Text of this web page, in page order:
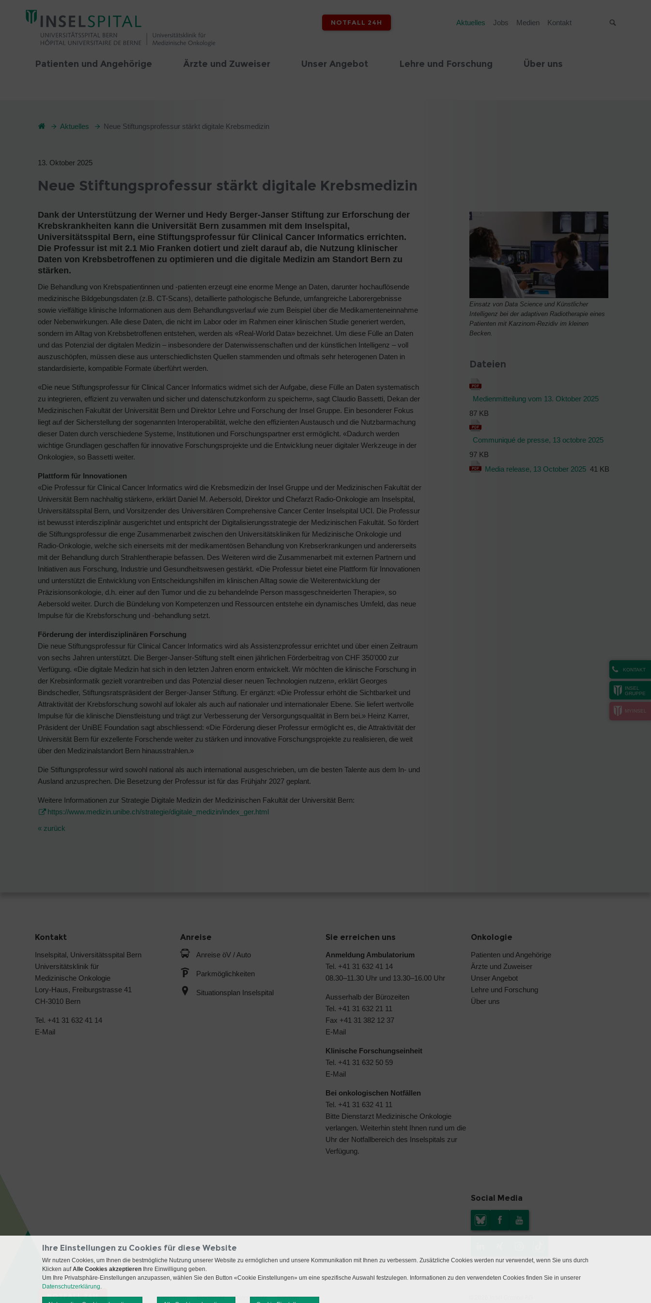
NOTFALL 24H Aktuelles Jobs Medien Kontakt
Patienten und Angehörige Ärzte und Zuweiser Unser Angebot Lehre und Forschung Über uns
KONTAKT
INSEL
GRUPPE
MYINSEL
Aktuelles Neue Stiftungsprofessur stärkt digitale Krebsmedizin
13. Oktober 2025
Neue Stiftungsprofessur stärkt digitale Krebsmedizin
Dank der Unterstützung der Werner und Hedy Berger-Janser Stiftung zur Erforschung der
Krebskrankheiten kann die Universität Bern zusammen mit dem Inselspital,
Universitätsspital Bern, eine Stiftungsprofessur für Clinical Cancer Informatics errichten.
Die Professur ist mit 2.1 Mio Franken dotiert und zielt darauf ab, die Nutzung klinischer
Daten von Krebsbetroffenen zu optimieren und die digitale Medizin am Standort Bern zu
stärken.
Die Behandlung von Krebspatientinnen und -patienten erzeugt eine enorme Menge an Daten, darunter hochauflösende
medizinische Bildgebungsdaten (z.B. CT-Scans), detaillierte pathologische Befunde, umfangreiche Laborergebnisse
sowie vielfältige klinische Informationen aus dem Behandlungsverlauf wie zum Beispiel über die Medikamenteneinnahme
oder Nebenwirkungen. Alle diese Daten, die nicht im Labor oder im Rahmen einer klinischen Studie generiert werden,
sondern im Alltag von Krebsbetroffenen entstehen, werden als «Real-World Data» bezeichnet. Um diese Fülle an Daten
und das Potenzial der digitalen Medizin – insbesondere der Datenwissenschaften und der künstlichen Intelligenz – voll
auszuschöpfen, müssen diese aus unterschiedlichsten Quellen stammenden und oftmals sehr heterogenen Daten in
standardisierte, kompatible Formate überführt werden.
«Die neue Stiftungsprofessur für Clinical Cancer Informatics widmet sich der Aufgabe, diese Fülle an Daten systematisch
zu integrieren, effizient zu verwalten und sicher und datenschutzkonform zu speichern», sagt Claudio Bassetti, Dekan der
Medizinischen Fakultät der Universität Bern und Direktor Lehre und Forschung der Insel Gruppe. Ein besonderer Fokus
liegt auf der Sicherstellung der sogenannten Interoperabilität, welche den effizienten Austausch und die Nutzbarmachung
dieser Daten durch verschiedene Systeme, Institutionen und Forschungspartner erst ermöglicht. «Dadurch werden
wichtige Grundlagen geschaffen für innovative Forschungsprojekte und die Entwicklung neuer digitaler Werkzeuge in der
Onkologie», so Bassetti weiter.
Plattform für Innovationen
«Die Professur für Clinical Cancer Informatics wird die Krebsmedizin der Insel Gruppe und der Medizinischen Fakultät der
Universität Bern nachhaltig stärken», erklärt Daniel M. Aebersold, Direktor und Chefarzt Radio-Onkologie am Inselspital,
Universitätsspital Bern, und Vorsitzender des Universitären Comprehensive Cancer Center Inselspital UCI. Die Professur
ist bewusst interdisziplinär ausgerichtet und entspricht der Digitalisierungsstrategie der Medizinischen Fakultät. So fördert
die Stiftungsprofessur die enge Zusammenarbeit zwischen den Universitätskliniken für Medizinische Onkologie und
Radio-Onkologie, welche sich einerseits mit der medikamentösen Behandlung von Krebserkrankungen und andererseits
mit der Behandlung durch Strahlentherapie befassen. Des Weiteren wird die Zusammenarbeit mit externen Partnern und
Initiativen aus Forschung, Industrie und Gesundheitswesen gestärkt. «Die Professur bietet eine Plattform für Innovationen
und unterstützt die Entwicklung von Entscheidungshilfen im klinischen Alltag sowie die Weiterentwicklung der
Präzisionsonkologie, d.h. einer auf den Tumor und die zu behandelnde Person massgeschneiderten Therapie», so
Aebersold weiter. Durch die Bündelung von Kompetenzen und Ressourcen entstehe ein dynamisches Umfeld, das neue
Impulse für die Krebsforschung und -behandlung setzt.
Förderung der interdisziplinären Forschung
Die neue Stiftungsprofessur für Clinical Cancer Informatics wird als Assistenzprofessur errichtet und über einen Zeitraum
von sechs Jahren unterstützt. Die Berger-Janser-Stiftung stellt einen jährlichen Förderbeitrag von CHF 350'000 zur
Verfügung. «Die digitale Medizin hat sich in den letzten Jahren enorm entwickelt. Wir möchten die klinische Forschung in
der Krebsinformatik gezielt vorantreiben und das Potenzial dieser neuen Technologien nutzen», erklärt Georges
Bindschedler, Stiftungsratspräsident der Berger-Janser Stiftung. Er ergänzt: «Die Professur erhöht die Sichtbarkeit und
Attraktivität der Krebsforschung sowohl auf lokaler als auch auf nationaler und internationaler Ebene. Sie liefert wertvolle
Impulse für die klinische Dienstleistung und trägt zur Verbesserung der Versorgungsqualität in Bern bei.» Heinz Karrer,
Präsident der UniBE Foundation sagt abschliessend: «Die Förderung dieser Professur ermöglicht es, die Attraktivität der
Universität Bern für exzellente Forschende weiter zu stärken und innovative Forschungsprojekte zu realisieren, die weit
über den Medizinalstandort Bern hinausstrahlen.»
Die Stiftungsprofessur wird sowohl national als auch international ausgeschrieben, um die besten Talente aus dem In- und
Ausland anzusprechen. Die Besetzung der Professur ist für das Frühjahr 2027 geplant.
Weitere Informationen zur Strategie Digitale Medizin der Medizinischen Fakultät der Universität Bern:
https://www.medizin.unibe.ch/strategie/digitale_medizin/index_ger.html
Einsatz von Data Science und Künstlicher
Intelligenz bei der adaptiven Radiotherapie eines
Patienten mit Karzinom-Rezidiv im kleinen
Becken.
Dateien
Medienmitteilung vom 13. Oktober 2025
87 KB
Communiqué de presse, 13 octobre 2025
97 KB
Media release, 13 October 2025 41 KB
« zurück
Kontakt
Inselspital, Universitätsspital Bern
Universitätsklinik für
Medizinische Onkologie
Lory-Haus, Freiburgstrasse 41
CH-3010 Bern
Tel. +41 31 632 41 14
E-Mail
Anreise
Anreise öV / Auto
Parkmöglichkeiten
Situationsplan Inselspital
Sie erreichen uns
Anmeldung Ambulatorium
Tel. +41 31 632 41 14
08.30–11.30 Uhr und 13.30–16.00 Uhr
Ausserhalb der Bürozeiten
Tel. +41 31 632 21 11
Fax +41 31 382 12 37
E-Mail
Klinische Forschungseinheit
Tel. +41 31 632 50 59
E-Mail
Bei onkologischen Notfällen
Tel. +41 31 632 41 11
Bitte Dienstarzt Medizinische Onkologie
verlangen. Weiterhin steht Ihnen rund um die
Uhr der Notfallbereich des Inselspitals zur
Verfügung.
Onkologie
Patienten und Angehörige
Ärzte und Zuweiser
Unser Angebot
Lehre und Forschung
Über uns
Social Media
NOTFALL 24H Impressum Disclaimer Datenschutz Sitemap
Ihre Einstellungen zu Cookies für diese Website
Wir nutzen Cookies, um Ihnen die bestmögliche Nutzung unserer Website zu ermöglichen und unsere Kommunikation mit Ihnen zu verbessern. Zusätzliche Cookies werden nur verwendet, wenn Sie uns durch
Klicken aufAlle Cookies akzeptieren Ihre Einwilligung geben.
Um Ihre Privatsphäre-Einstellungen anzupassen, wählen Sie den Button «Cookie Einstellungen» um eine spezifische Auswahl festzulegen. Informationen zu den verwendeten Cookies finden Sie in unserer
Datenschutzerklärung.